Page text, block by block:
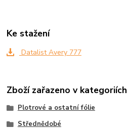
Ke stažení
Datalist Avery 777
Zboží zařazeno v kategoriích
Plotrové a ostatní fólie
Střednědobé